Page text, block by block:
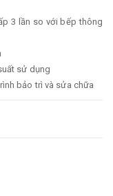
3 lần so với bếp thông
sử dụng
bảo trì và sửa chữa